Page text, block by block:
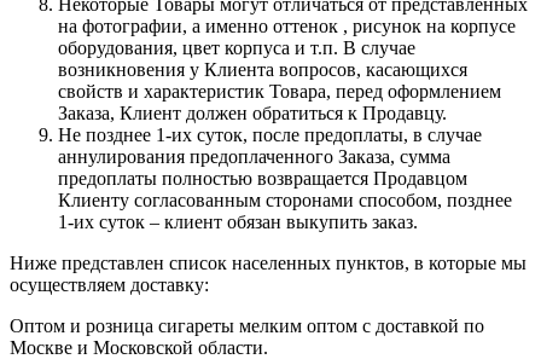
Некоторые Товары могут отличаться от представленных
на фотографии, а именно оттенок , рисунок на корпусе
оборудования, цвет корпуса и т.п. В случае
возникновения у Клиента вопросов, касающихся
свойств и характеристик Товара, перед оформлением
Заказа, Клиент должен обратиться к Продавцу.
Не позднее 1-их суток, после предоплаты, в случае
аннулирования предоплаченного Заказа, сумма
предоплаты полностью возвращается Продавцом
Клиенту согласованным сторонами способом, позднее
1-их суток – клиент обязан выкупить заказ.
Ниже представлен список населенных пунктов, в которые мы
осуществляем доставку:
Оптом и розница сигареты мелким оптом с доставкой по
Москве и Московской области.